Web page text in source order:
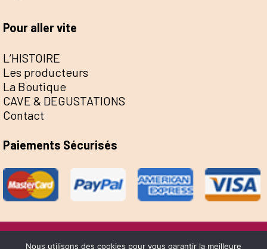
Pour aller vite
L’HISTOIRE
Les producteurs
La Boutique
CAVE & DEGUSTATIONS
Contact
Paiements Sécurisés
@Escale de la Save 2022 - Réalisation Sophie
Nous utilisons des cookies pour vous garantir la meilleure